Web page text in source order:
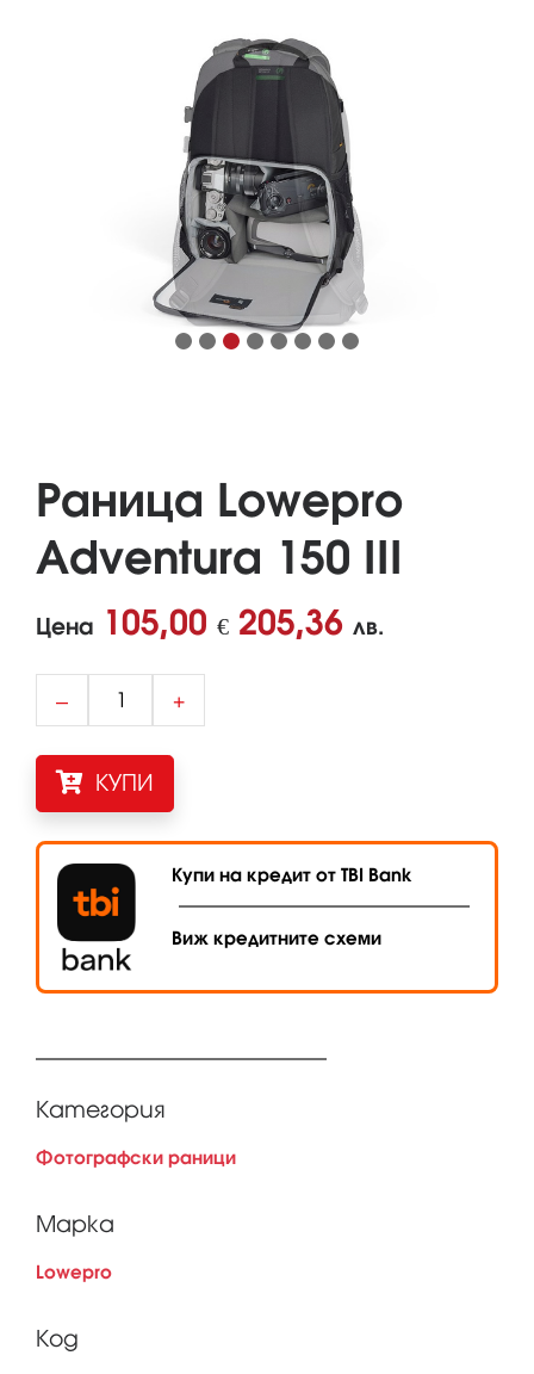
Раница Lowepro
Adventura 150 III
Цена 105,00 € 205,36 лв.
– +
КУПИ
Купи на кредит от TBI Bank
Виж кредитните схеми
Категория
Фотографски раници
Марка
Lowepro
Код